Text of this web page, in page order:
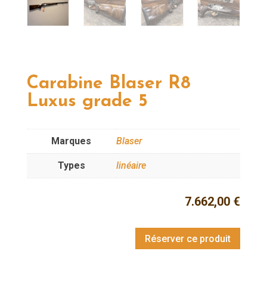
Carabine Blaser R8
Luxus grade 5
Marques Blaser
Types linéaire
7.662,00 €
Réserver ce produit